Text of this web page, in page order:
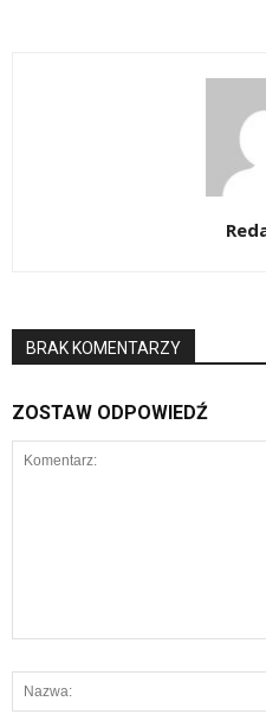
BRAK KOMENTARZY
ZOSTAW ODPOWIEDŹ